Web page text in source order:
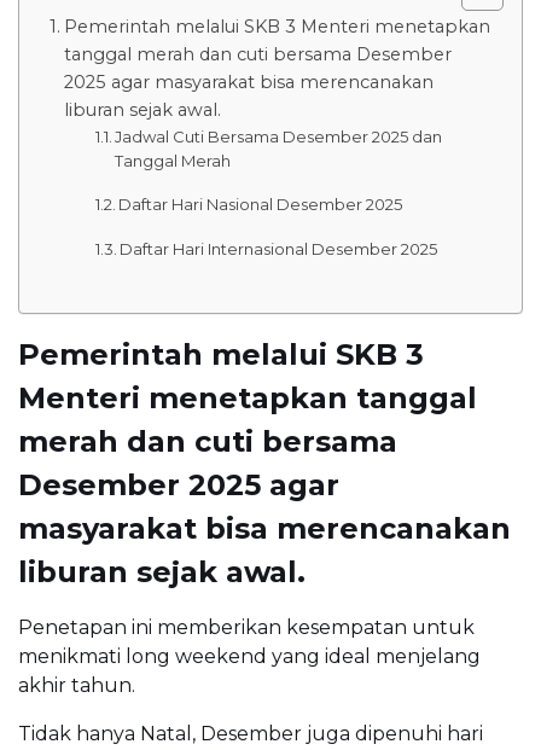
Pemerintah melalui SKB 3 Menteri menetapkan
tanggal merah dan cuti bersama Desember
2025 agar masyarakat bisa merencanakan
liburan sejak awal.
Jadwal Cuti Bersama Desember 2025 dan
Tanggal Merah
Daftar Hari Nasional Desember 2025
Daftar Hari Internasional Desember 2025
Pemerintah melalui SKB 3
Menteri menetapkan tanggal
merah dan cuti bersama
Desember 2025 agar
masyarakat bisa merencanakan
liburan sejak awal.
Penetapan ini memberikan kesempatan untuk
menikmati long weekend yang ideal menjelang
akhir tahun.
Tidak hanya Natal, Desember juga dipenuhi hari